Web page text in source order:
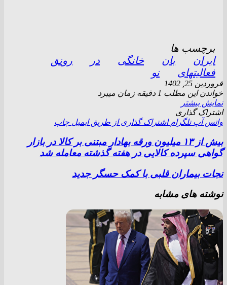
برچسب ها
ایران
بان خانگی در
رونق
فعالیتهای
نو
فروردین 25, 1402
خواندن این مطلب 1 دقیقه زمان میبرد
نمایش بیشتر
اشتراک گذاری
واتس آپ تلگرام اشتراک گذاری از طریق ایمیل چاپ
بیش از ۱۳ میلیون ورقه بهادار مبتنی بر کالا در بازار
گواهی سپرده کالایی در هفته گذشته معامله شد
نجات بیماران قلبی با کمک حسگر جدید
نوشته های مشابه